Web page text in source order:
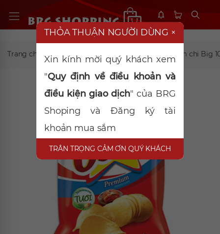
Trang chủ Thạch-Hạt-Snack Snack Ostar kim chi Big
THỎA THUẬN NGƯỜI DÙNG ×
Xin kính mời quý khách xem
"Quy định về điều khoản và
điều kiện giao dịch" của BRG
Shoping và Đăng ký tài
khoản mua sắm
TRÂN TRỌNG CẢM ƠN QUÝ KHÁCH